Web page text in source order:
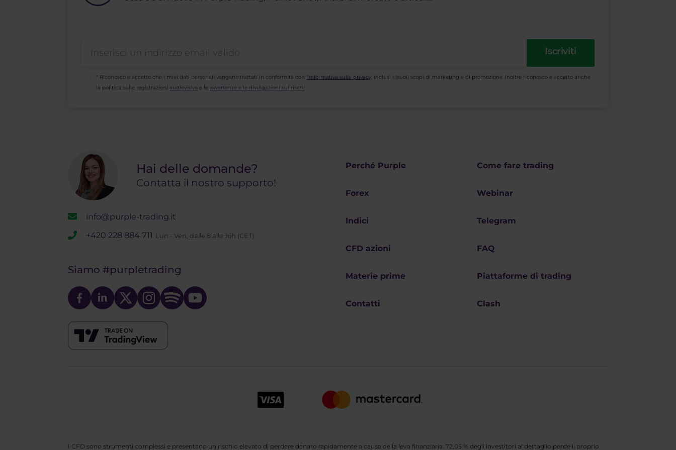
Iscriviti
* Riconosco e accetto che i miei dati personali vengano trattati in conformità con l’informativa sulla privacy , inclusi i (suoi) scopi di marketing e di promozione. Inoltre riconosco e accetto anche
la politica sulle registrazioni audiovisive e le avvertenze e le divulgazioni sui rischi
Hai delle domande?
Contatta il nostro supporto!
info@purple-trading.it
+420 228 884 711
Lun - Ven, dalle 8 alle 16h (CET)
Siamo #purpletrading
Perché Purple Come fare trading
Forex Webinar
Indici Telegram
CFD azioni FAQ
Materie prime Piattaforme di trading
Contatti Clash
I CFD sono strumenti complessi e presentano un rischio elevato di perdere denaro rapidamente a causa della leva finanziaria. 72,05 % degli investitori al dettaglio perde il proprio